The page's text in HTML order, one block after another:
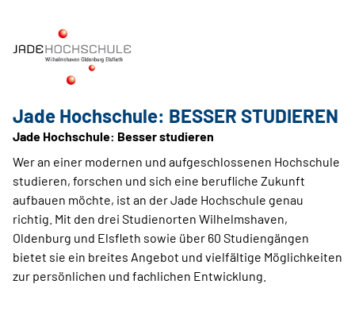
Jade Hochschule: BESSER STUDIEREN
Jade Hochschule: Besser studieren
Wer an einer modernen und aufgeschlossenen Hochschule
studieren, forschen und sich eine berufliche Zukunft
aufbauen möchte, ist an der Jade Hochschule genau
richtig. Mit den drei Studienorten Wilhelmshaven,
Oldenburg und Elsfleth sowie über 60 Studiengängen
bietet sie ein breites Angebot und vielfältige Möglichkeiten
zur persönlichen und fachlichen Entwicklung.